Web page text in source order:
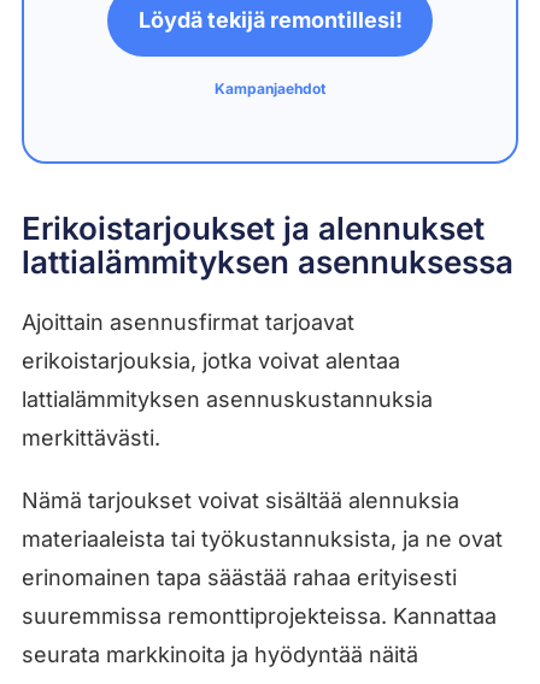
Löydä tekijä remontillesi!
Kampanjaehdot
Erikoistarjoukset ja alennukset
lattialämmityksen asennuksessa
Ajoittain asennusfirmat tarjoavat
erikoistarjouksia, jotka voivat alentaa
lattialämmityksen asennuskustannuksia
merkittävästi.
Nämä tarjoukset voivat sisältää alennuksia
materiaaleista tai työkustannuksista, ja ne ovat
erinomainen tapa säästää rahaa erityisesti
suuremmissa remonttiprojekteissa. Kannattaa
seurata markkinoita ja hyödyntää näitä